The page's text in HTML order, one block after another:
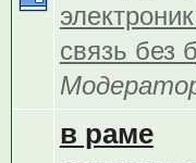
связь без
в раме